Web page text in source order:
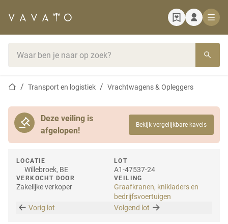
StartpaginaTransport en logistiek Vrachtwagens & Opleggers
Deze veiling is
afgelopen!
Bekijk vergelijkbare kavels
LOCATIE
Willebroek, BE
VERKOCHT DOOR
Zakelijke verkoper
LOT
A1-47537-24
VEILING
Graafkranen, knikladers en
bedrijfsvoertuigen
Vorig lot
Volgend lot